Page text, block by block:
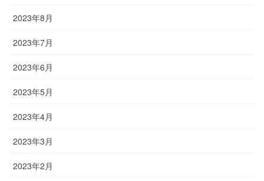
2023年8月
2023年7月
2023年6月
2023年5月
2023年4月
2023年3月
2023年2月